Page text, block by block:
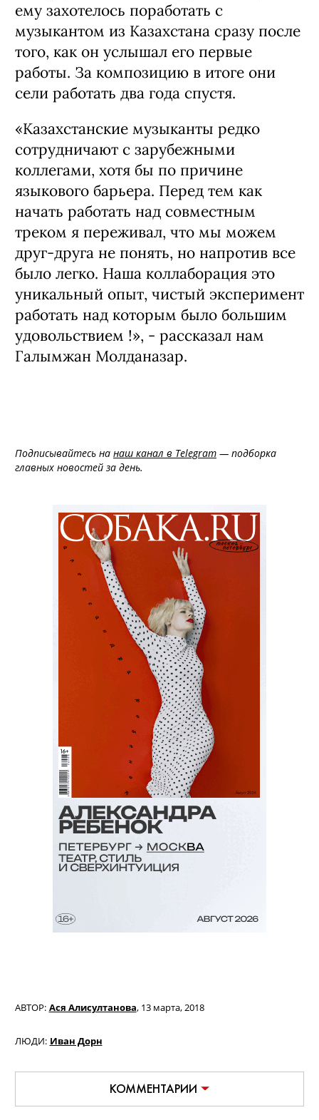
ему захотелось поработать с
музыкантом из Казахстана сразу после
того, как он услышал его первые
работы. За композицию в итоге они
сели работать два года спустя.
«Казахстанские музыканты редко
сотрудничают с зарубежными
коллегами, хотя бы по причине
языкового барьера. Перед тем как
начать работать над совместным
треком я переживал, что мы можем
друг-друга не понять, но напротив все
было легко. Наша коллаборация это
уникальный опыт, чистый эксперимент
работать над которым было большим
удовольствием !», - рассказал нам
Галымжан Молданазар.
Подписывайтесь на наш канал в Telegram — подборка
главных новостей за день.
АВТОР: Ася Алисултанова, 13 марта, 2018
ЛЮДИ: Иван Дорн
КОММЕНТАРИИ